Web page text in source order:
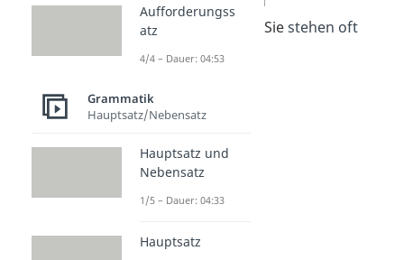
Verhältniswörter
. Siestehen oft
zwischen Nomen:
auf
unter
während
mit
➡️Beispiele:
Aufforderungss
atz
4/4 – Dauer: 04:53
Grammatik
Hauptsatz/Nebensatz
Hauptsatz und
Nebensatz
1/5 – Dauer: 04:33
Hauptsatz